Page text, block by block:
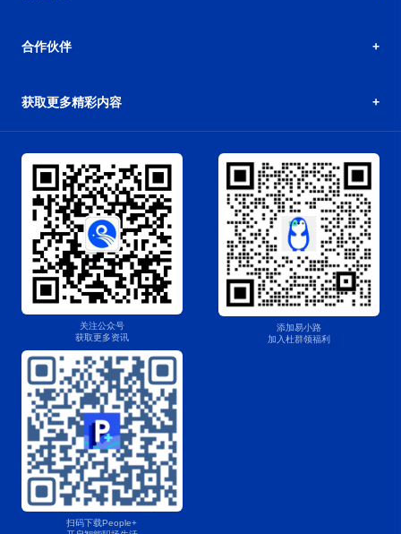
合作伙伴
获取更多精彩内容
关注公众号
获取更多资讯
添加易小路
加入杜群领福利
扫码下载People+